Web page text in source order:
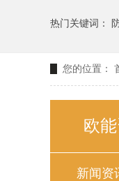
热门关键词：
您的位置：
欧
新闻资